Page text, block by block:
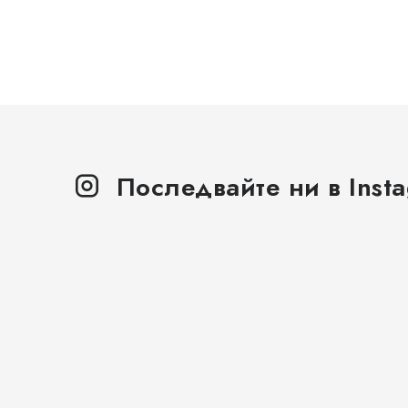
Последвайте ни в